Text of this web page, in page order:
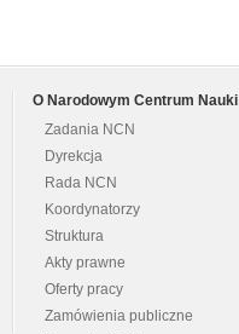
O Narodowym Centrum Nauki
Zadania NCN
Dyrekcja
Rada NCN
Koordynatorzy
Struktura
Akty prawne
Oferty pracy
Zamówienia publiczne